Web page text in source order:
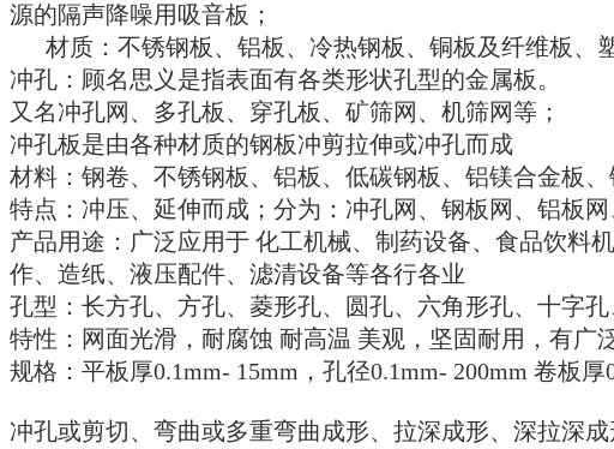
源的隔声降噪用吸音板；
材质：不锈钢板、铝板、冷热钢板、铜板及纤维板、
冲孔：顾名思义是指表面有各类形状孔型的金属板。
又名冲孔网、多孔板、穿孔板、矿筛网、机筛网等；
冲孔板是由各种材质的钢板冲剪拉伸或冲孔而成
材料：钢卷、不锈钢板、铝板、低碳钢板、铝镁合金板、
特点：冲压、延伸而成；分为：冲孔网、钢板网、铝板
产品用途：广泛应用于 化工机械、制药设备、食品饮料
作、造纸、液压配件、滤清设备等各行各业
孔型：长方孔、方孔、菱形孔、圆孔、六角形孔、十字
特性：网面光滑，耐腐蚀 耐高温 美观，坚固耐用，有广
规格：平板厚0.1mm- 15mm，孔径0.1mm- 200mm 卷板
冲孔或剪切、弯曲或多重弯曲成形、拉深成形、深拉深